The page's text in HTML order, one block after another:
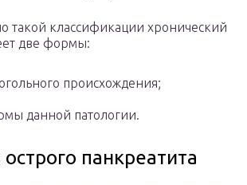
такой классификации хронический
две формы:
происхождения;
данной патологии.
панкреатита